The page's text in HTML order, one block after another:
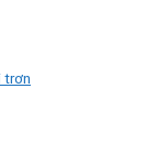
trơn